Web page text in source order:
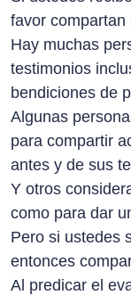
favor compartan
Hay muchas
testimonios
bendiciones de
Algunas
para compartir
antes y de sus
Y otros
como para dar
Pero si ustedes
entonces
Al predicar el